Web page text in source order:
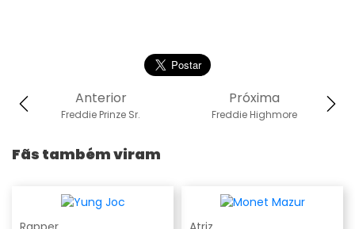
Próxima
Freddie Highmore
Anterior
Freddie Prinze Sr.
Fãs também viram